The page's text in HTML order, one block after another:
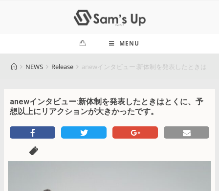
MENU
NEWS Release anewインタビュー:新体制を発表したときはと
anewインタビュー:新体制を発表したときはとくに、予
想以上にリアクションが大きかったです。